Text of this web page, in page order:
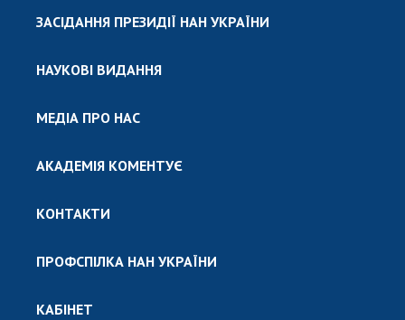
ЗАСІДАННЯ ПРЕЗИДІЇ НАН УКРАЇНИ
НАУКОВІ ВИДАННЯ
МЕДІА ПРО НАС
АКАДЕМІЯ КОМЕНТУЄ
КОНТАКТИ
ПРОФСПІЛКА НАН УКРАЇНИ
КАБІНЕТ